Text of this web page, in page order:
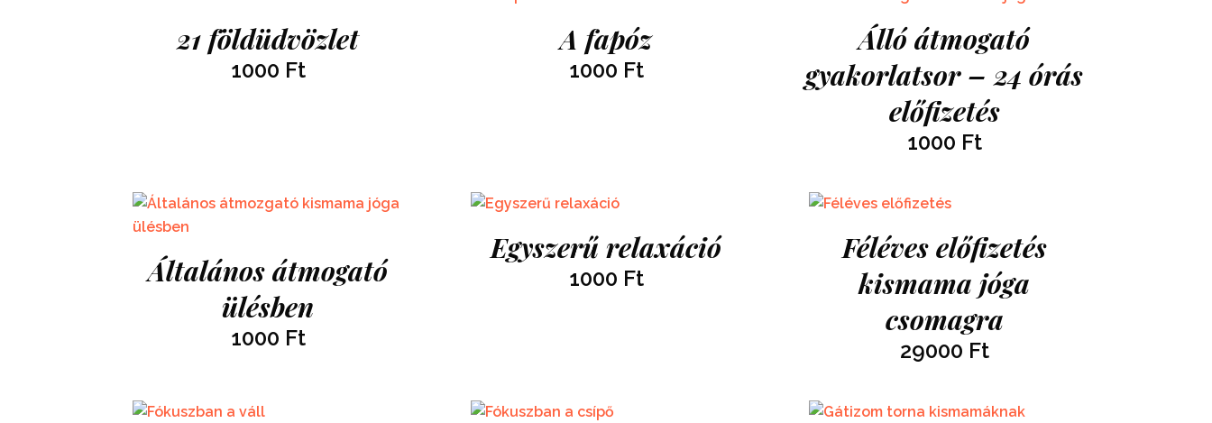
21 földüdvözlet
1000 Ft
A fapóz
1000 Ft
Álló átmogató
gyakorlatsor – 24 órás
előfizetés
1000 Ft
Általános átmogató
ülésben
1000 Ft
Egyszerű relaxáció
1000 Ft
Féléves előfizetés
kismama jóga
csomagra
29000 Ft